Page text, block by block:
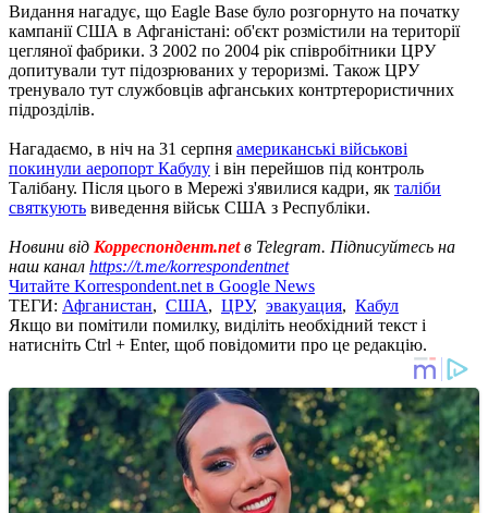
Видання нагадує, що Eagle Base було розгорнуто на початку
кампанії США в Афганістані: об'єкт розмістили на території
цегляної фабрики. З 2002 по 2004 рік співробітники ЦРУ
допитували тут підозрюваних у тероризмі. Також ЦРУ
тренувало тут службовців афганських контртерористичних
підрозділів.
Нагадаємо, в ніч на 31 серпня американські військові
покинули аеропорт Кабулу і він перейшов під контроль
Талібану. Після цього в Мережі з'явилися кадри, як таліби
святкують виведення військ США з Республіки.
Новини від Корреспондент.netв Telegram. Підписуйтесь на
наш канал https://t.me/korrespondentnet
Читайте Korrespondent.net в Google News
ТЕГИ: Афганистан, США, ЦРУ, эвакуация, Кабул
Якщо ви помітили помилку, виділіть необхідний текст і
натисніть Ctrl + Enter, щоб повідомити про це редакцію.